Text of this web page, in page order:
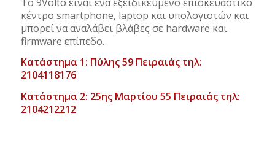
κέντρο smartphone, laptop και υπολογιστών και
μπορεί να αναλάβει βλάβες σε hardware και
firmware επίπεδο.
Κατάστημα 1: Πύλης 59 Πειραιάς τηλ:
2104118176
Κατάστημα 2: 25ης Μαρτίου 55 Πειραιάς τηλ:
2104212212